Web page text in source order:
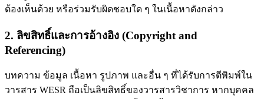
ต้องเห็นด้วย หรือร่วมรับผิดชอบใด ๆ ในเนื้อหาดังกล่าว
2. ลิขสิทธิ์และการอ้างอิง (Copyright and
Referencing)
บทความ ข้อมูล เนื้อหา รูปภาพ และอื่น ๆ ที่ได้รับการตีพิมพ์ใน
วารสาร WESR ถือเป็นลิขสิทธิ์ของวารสารวิชาการ หากบุคคล